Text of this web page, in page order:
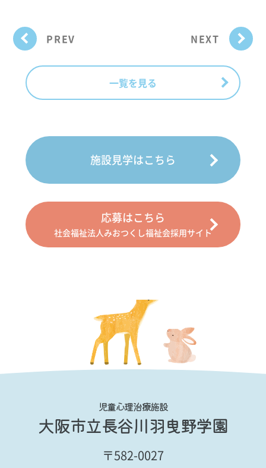
PREV NEXT
一覧を見る
施設見学はこちら
応募はこちら
社会福祉法人みおつくし福祉会採用サイト
児童心理治療施設
大阪市立長谷川羽曳野学園
〒582-0027